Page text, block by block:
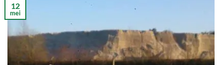
12
mei